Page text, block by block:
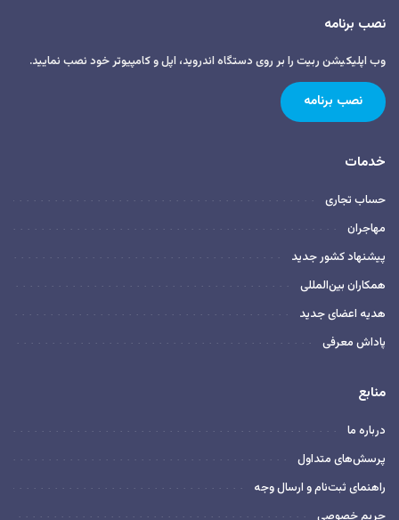
نصب برنامه
وب اپلیکیشن ربیت را بر روی دستگاه اندروید، اپل و کامپیوتر خود نصب نمایید.
نصب برنامه
خدمات
حساب تجاری
مهاجران
پیشنهاد کشور جدید
همکاران بین‌المللی
هدیه اعضای جدید
پاداش معرفی
منابع
درباره ما
پرسش‌های متداول
راهنمای ثبت‌نام و ارسال وجه
حریم خصوصی